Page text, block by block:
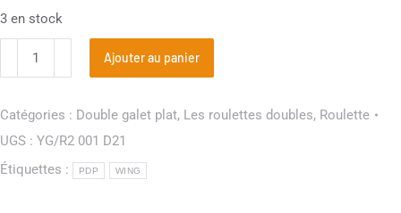
3 en stock
Ajouter au panier
Catégories : Double galet plat, Les roulettes doubles, Roulette
UGS : YG/R2 001 D21
Étiquettes :
PDP WING